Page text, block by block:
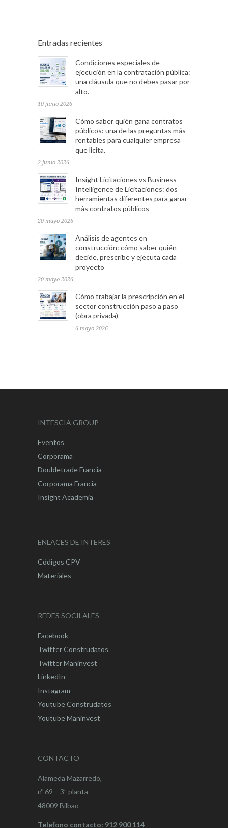
Entradas recientes
Condiciones especiales de
ejecución en la contratación pública:
una cláusula que no debes pasar por
alto.
10 junio 2026
Cómo saber quién gana contratos
públicos: una de las preguntas más
rentables para cualquier empresa
que licita.
2 junio 2026
Insight Licitaciones vs Business
Intelligence de Licitaciones: dos
herramientas diferentes para ganar
más contratos públicos
20 mayo 2026
Análisis de agentes en
construcción: cómo saber quién
decide, prescribe y ejecuta cada
proyecto
20 mayo 2026
Cómo trabajar la prescripción en el
sector construcción paso a paso
(obra privada)
6 mayo 2026
INTESCIA GROUP
Eventos
Corporama
Doubletrade Francia
Corporama Francia
Insight Academia
ENLACES DE INTERÉS
Códigos CPV
Materiales
REDES SOCILALES
Facebook
Twitter Construdatos
Twitter Maninvest
LinkedIn
Instagram
Youtube Construdatos
Youtube Maninvest
CONTACTO
Alameda Mazarredo,
nº 69 – 3ª planta
48009 Bilbao
Telefono contacto: 912 900 114